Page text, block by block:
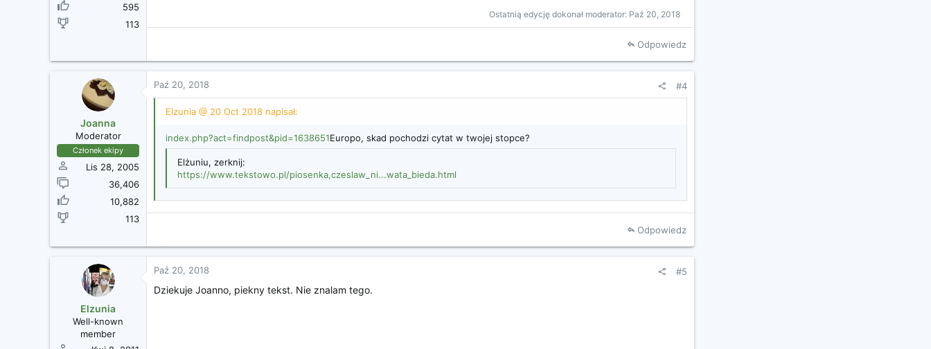
595
113
Ostatnią edycję dokonał moderator: Paź 20, 2018
Odpowiedz
Joanna
Moderator
Członek ekipy
Lis 28, 2005
36,406
10,882
113
Paź 20, 2018 #4
Elzunia @ 20 Oct 2018 napisał:
index.php?act=findpost&pid=1638651Europo, skad pochodzi cytat w twojej stopce?
Elżuniu, zerknij:
https://www.tekstowo.pl/piosenka,czeslaw_ni...wata_bieda.html
Odpowiedz
Elzunia
Well-known
member
Paź 20, 2018 #5
Dziekuje Joanno, piekny tekst. Nie znalam tego.